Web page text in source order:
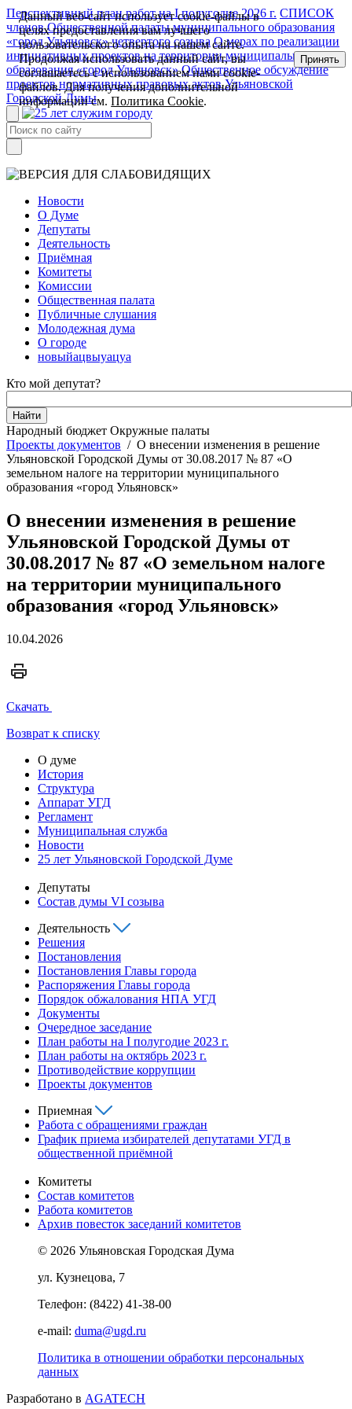
Перспективный план работ на I полугодие 2026 г. СПИСОК
членов Общественной палаты муниципального образования
«город Ульяновск» четвертого созыва О мерах по реализации
инициативных проектов на территории муниципального
образования «город Ульяновск» Общественное обсуждение
проектов нормативных правовых актов Ульяновской
Городской Думы
Новости
О Думе
Депутаты
Деятельность
Приёмная
Комитеты
Комиссии
Общественная палата
Публичные слушания
Молодежная дума
О городе
новыйацвыуацуа
Кто мой депутат?
Народный бюджет Окружные палаты
Проекты документов / О внесении изменения в решение
Ульяновской Городской Думы от 30.08.2017 № 87 «О
земельном налоге на территории муниципального
образования «город Ульяновск»
О внесении изменения в решение
Ульяновской Городской Думы от
30.08.2017 № 87 «О земельном налоге
на территории муниципального
образования «город Ульяновск»
10.04.2026
Скачать
Возврат к списку
О думе
История
Структура
Аппарат УГД
Регламент
Муниципальная служба
Новости
25 лет Ульяновской Городской Думе
Депутаты
Состав думы VI созыва
Деятельность
Решения
Постановления
Постановления Главы города
Распоряжения Главы города
Порядок обжалования НПА УГД
Документы
Очередное заседание
План работы на I полугодие 2023 г.
План работы на октябрь 2023 г.
Противодействие коррупции
Проекты документов
Приемная
Работа с обращениями граждан
График приема избирателей депутатами УГД в
общественной приёмной
Комитеты
Состав комитетов
Работа комитетов
Архив повесток заседаний комитетов
© 2026 Ульяновская Городская Дума
ул. Кузнецова, 7
Телефон: (8422) 41-38-00
e-mail: duma@ugd.ru
Политика в отношении обработки персональных
данных
Разработано в AGATECH
Данный веб-сайт использует cookie-файлы в
целях предоставления вам лучшего
пользовательского опыта на нашем сайте.
Продолжая использовать данный сайт, вы
соглашаетесь с использованием нами cookie-
файлов. Для получения дополнительной
информации см.Политика Cookie.
Принять